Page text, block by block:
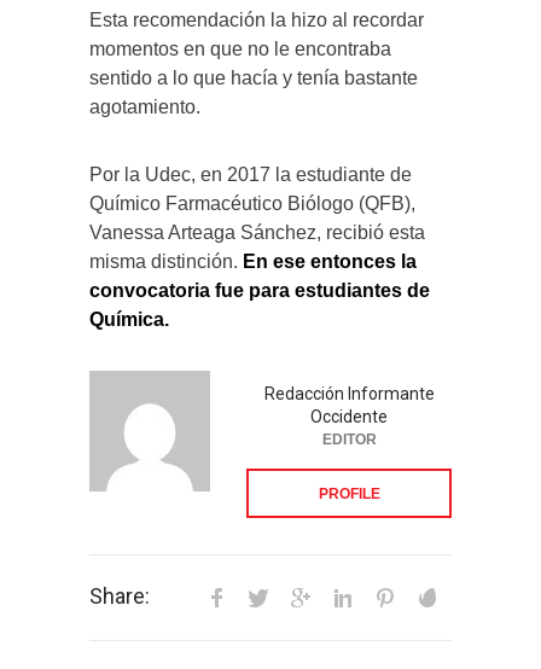
Esta recomendación la hizo al recordar
momentos en que no le encontraba
sentido a lo que hacía y tenía bastante
agotamiento.
Por la Udec, en 2017 la estudiante de
Químico Farmacéutico Biólogo (QFB),
Vanessa Arteaga Sánchez, recibió esta
misma distinción. En ese entonces la
convocatoria fue para estudiantes de
Química.
Redacción Informante
Occidente
EDITOR
PROFILE
Share: